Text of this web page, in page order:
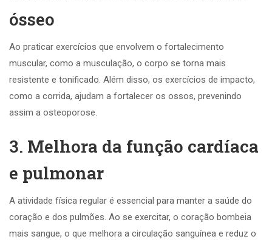
ósseo
Ao praticar exercícios que envolvem o fortalecimento
muscular, como a musculação, o corpo se torna mais
resistente e tonificado. Além disso, os exercícios de impacto,
como a corrida, ajudam a fortalecer os ossos, prevenindo
assim a osteoporose.
3. Melhora da função cardíaca
e pulmonar
A atividade física regular é essencial para manter a saúde do
coração e dos pulmões. Ao se exercitar, o coração bombeia
mais sangue, o que melhora a circulação sanguínea e reduz o